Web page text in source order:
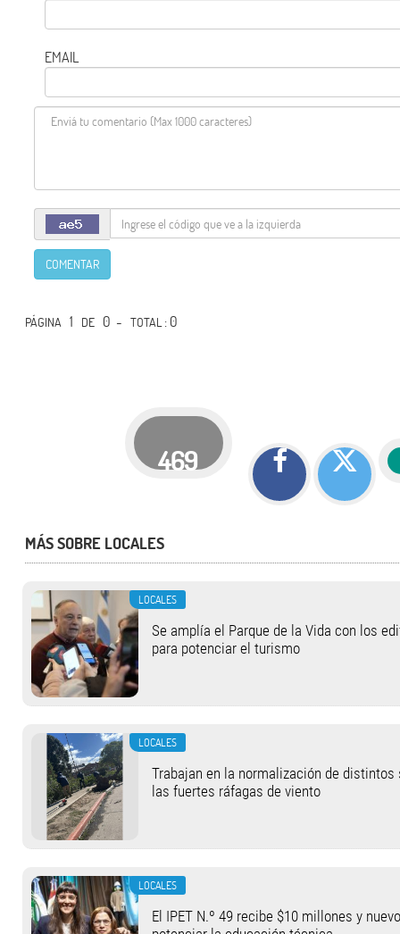
EMAIL
COMENTAR
PÁGINA 1 DE 0 -TOTAL: 0
469
MÁS SOBRE LOCALES
LOCALES
Se amplía el Parque de la Vida con los
para potenciar el turismo
LOCALES
Trabajan en la normalización de
las fuertes ráfagas de viento
LOCALES
El IPET N.º 49 recibe $10 millones y